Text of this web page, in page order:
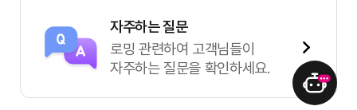
자주하는 질문
로밍 관련하여 고객님들이
자주하는 질문을 확인하세요.